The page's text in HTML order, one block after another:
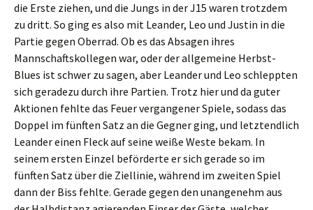
die Erste ziehen, und die Jungs in der J15 waren trotzdem
zu dritt. So ging es also mit Leander, Leo und Justin in die
Partie gegen Oberrad. Ob es das Absagen ihres
Mannschaftskollegen war, oder der allgemeine Herbst-
Blues ist schwer zu sagen, aber Leander und Leo schleppten
sich geradezu durch ihre Partien. Trotz hier und da guter
Aktionen fehlte das Feuer vergangener Spiele, sodass das
Doppel im fünften Satz an die Gegner ging, und letztendlich
Leander einen Fleck auf seine weiße Weste bekam. In
seinem ersten Einzel beförderte er sich gerade so im
fünften Satz über die Ziellinie, während im zweiten Spiel
dann der Biss fehlte. Gerade gegen den unangenehm aus